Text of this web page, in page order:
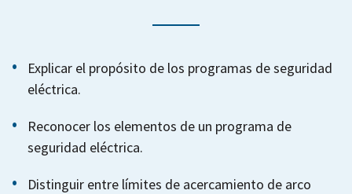
Explicar el propósito de los programas de seguridad
eléctrica.
Reconocer los elementos de un programa de
seguridad eléctrica.
Distinguir entre límites de acercamiento de arco